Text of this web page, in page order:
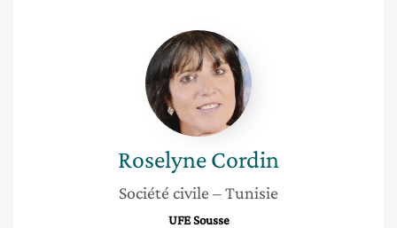
Roselyne
Cordin
RoselyneCordin
Société civile – Tunisie
UFE Sousse